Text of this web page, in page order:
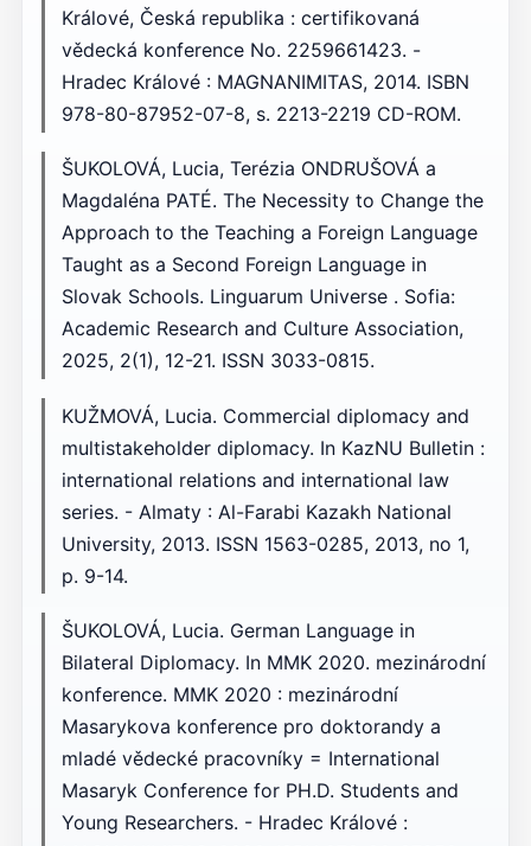
Králové, Česká republika : certifikovaná
vědecká konference No. 2259661423. -
Hradec Králové : MAGNANIMITAS, 2014. ISBN
978-80-87952-07-8, s. 2213-2219 CD-ROM.
ŠUKOLOVÁ, Lucia, Terézia ONDRUŠOVÁ a
Magdaléna PATÉ. The Necessity to Change the
Approach to the Teaching a Foreign Language
Taught as a Second Foreign Language in
Slovak Schools. Linguarum Universe . Sofia:
Academic Research and Culture Association,
2025, 2(1), 12-21. ISSN 3033-0815.
KUŽMOVÁ, Lucia. Commercial diplomacy and
multistakeholder diplomacy. In KazNU Bulletin :
international relations and international law
series. - Almaty : Al-Farabi Kazakh National
University, 2013. ISSN 1563-0285, 2013, no 1,
p. 9-14.
ŠUKOLOVÁ, Lucia. German Language in
Bilateral Diplomacy. In MMK 2020. mezinárodní
konference. MMK 2020 : mezinárodní
Masarykova konference pro doktorandy a
mladé vědecké pracovníky = International
Masaryk Conference for PH.D. Students and
Young Researchers. - Hradec Králové :